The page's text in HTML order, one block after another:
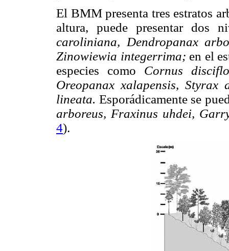
El BMM presenta tres estratos
altura, puede presentar dos
caroliniana, Dendropanax
Zinowiewia integerrima; en el
especies como Cornus
Oreopanax xalapensis, Styrax
lineata. Esporádicamente se
arboreus, Fraxinus uhdei,
4).